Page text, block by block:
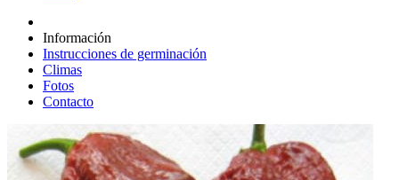
Información
Instrucciones de germinación
Climas
Fotos
Contacto